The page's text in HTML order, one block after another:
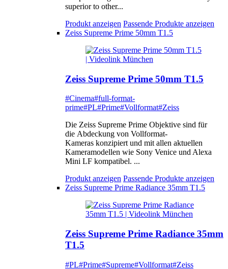
superior to other...
Produkt anzeigen Passende Produkte anzeigen
Zeiss Supreme Prime 50mm T1.5
Zeiss Supreme Prime 50mm T1.5
#Cinema#full-format-
prime#PL#Prime#Vollformat#Zeiss
Die Zeiss Supreme Prime Objektive sind für
die Abdeckung von Vollformat-
Kameras konzipiert und mit allen aktuellen
Kameramodellen wie Sony Venice und Alexa
Mini LF kompatibel. ...
Produkt anzeigen Passende Produkte anzeigen
Zeiss Supreme Prime Radiance 35mm T1.5
Zeiss Supreme Prime Radiance 35mm
T1.5
#PL#Prime#Supreme#Vollformat#Zeiss